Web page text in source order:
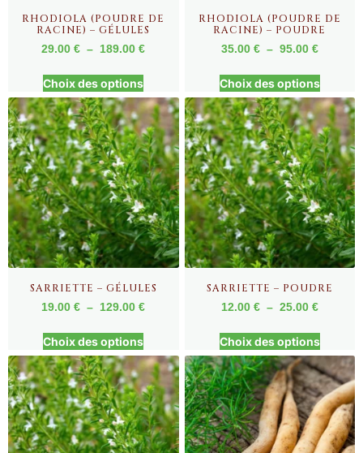
RHODIOLA (POUDRE DE
RACINE) – GÉLULES
29.00€ – 189.00€
Choix des options
RHODIOLA (POUDRE DE
RACINE) – POUDRE
35.00 € – 95.00 €
Choix des options
SARRIETTE – GÉLULES
19.00€ – 129.00€
Choix des options
SARRIETTE – POUDRE
12.00 € – 25.00 €
Choix des options